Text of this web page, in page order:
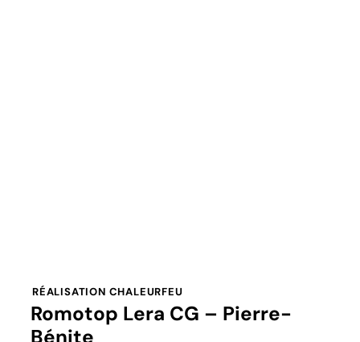
RÉALISATION CHALEURFEU
Romotop Lera CG – Pierre-